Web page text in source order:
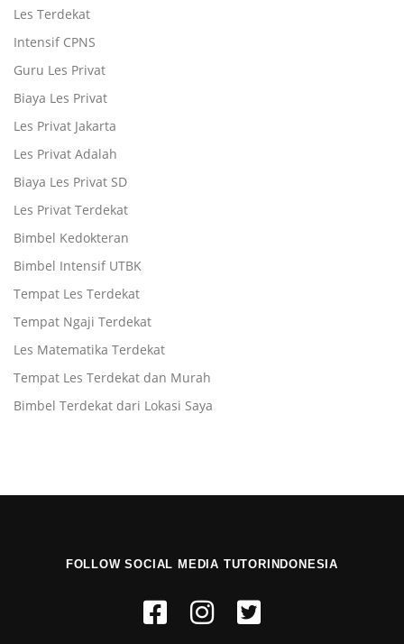
Les Terdekat
Intensif CPNS
Guru Les Privat
Biaya Les Privat
Les Privat Jakarta
Les Privat Adalah
Biaya Les Privat SD
Les Privat Terdekat
Bimbel Kedokteran
Bimbel Intensif UTBK
Tempat Les Terdekat
Tempat Ngaji Terdekat
Les Matematika Terdekat
Tempat Les Terdekat dan Murah
Bimbel Terdekat dari Lokasi Saya
FOLLOW SOCIAL MEDIA TUTORINDONESIA